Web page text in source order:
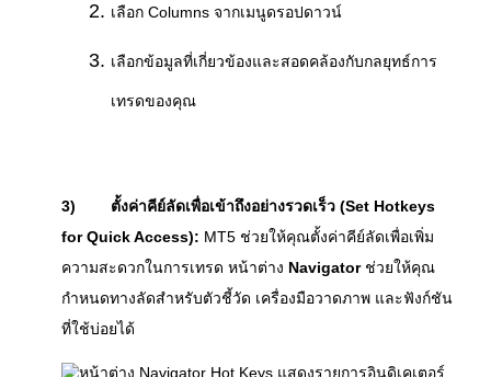
เลือก Columns จากเมนูดรอปดาวน์
เลือกข้อมูลที่เกี่ยวข้องและสอดคล้องกับกลยุทธ์การ
เทรดของคุณ
3)
ตั้งค่าคีย์ลัดเพื่อเข้าถึงอย่างรวดเร็ว (Set Hotkeys
for Quick Access): MT5 ช่วยให้คุณตั้งค่าคีย์ลัดเพื่อเพิ่ม
ความสะดวกในการเทรด หน้าต่าง Navigator ช่วยให้คุณ
กำหนดทางลัดสำหรับตัวชี้วัด เครื่องมือวาดภาพ และฟังก์ชัน
ที่ใช้บ่อยได้